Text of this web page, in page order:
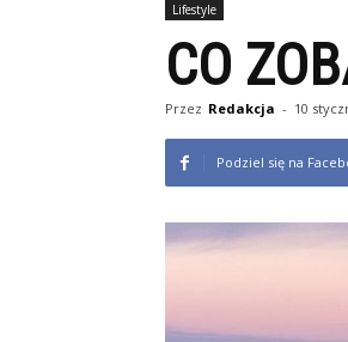
Lifestyle
CO
Przez Redakcja - 10
Podziel się na